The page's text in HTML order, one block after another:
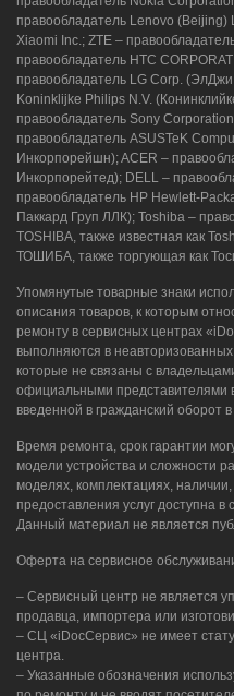
правообладатель Lenovo
Xiaomi Inc.; ZTE –
правообладатель HTC
правообладатель LG Corp.
Koninklijke Philips N.V.
правообладатель Sony
правообладатель ASUSTeK
Инкорпорейшн); ACER –
Инкорпорейтед); DELL –
правообладатель HP Hewlett-
Паккард Груп ЛЛК); Toshiba –
TOSHIBA, также известная как
ТОШИБА, также торгующая как
Упомянутые товарные знаки
описания товаров, к которым
ремонту в сервисных центрах
выполняются в
которые не связаны с
официальными представителями
введенной в гражданский оборот
Время ремонта, срок гарантии
модели устройства и сложности
моделях, комплектациях,
предоставления услуг доступна
Данный материал не является
Оферта на сервисное
– Сервисный центр не является
продавца, импортера или
– СЦ «iDocСервис» не имеет
центра.
– Указанные обозначения